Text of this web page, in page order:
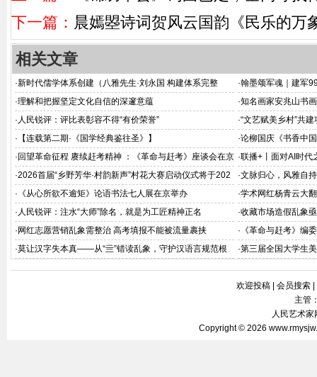
下一篇： 晨嫣曌诗词贺风云国韵《民乐的万
相关文章
·新时代儒学体系创建（八雅先生·刘永国 构建体系完整
版）
·翰墨颂军魂｜建军
·理解和把握坚定文化自信的深邃意蕴 ·知名画家安兆山书
· 人民锐评：评比表彰容不得“有价荣誉” ·“文艺赋美乡村”共
· 【连载第二期·《国学经典鉴往圣》】 ·论柳国庆《书香中
深释
· 回望革命征程 赓续赶考精神 ：《革命与赶考》座谈会在京
举办
·联播+丨面对AI时代
·2026首届“乡野芳华·村韵新声”村花大赛启动仪式将于202
6年8月在京举办
·文脉归心，风雅自
· 《从心所欲不逾矩》论语书法七人展在京举办 ·学术网红杨青云大
· 人民锐评：注水“大师”除名，就是为工匠精神正名 ·收藏市场造假乱象
· 网红志愿营销乱象需整治 高考填报不能被流量裹挟 · 《革命与赶考》编
会在北京飞天商务大
·莫让汉字失本真——从“亖”错读乱象，守护汉语言规范根
·第三届全国大学生
欢迎投稿 会员搜索
主管
人民艺术
Copyright © 2026